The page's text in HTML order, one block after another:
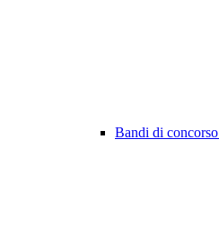
Bandi di concorso